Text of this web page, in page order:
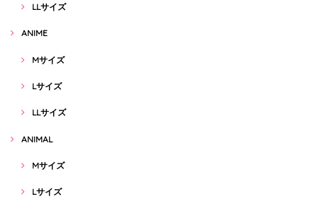
LLサイズ
ANIME
Mサイズ
Lサイズ
LLサイズ
ANIMAL
Mサイズ
Lサイズ